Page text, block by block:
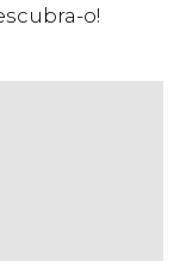
o!